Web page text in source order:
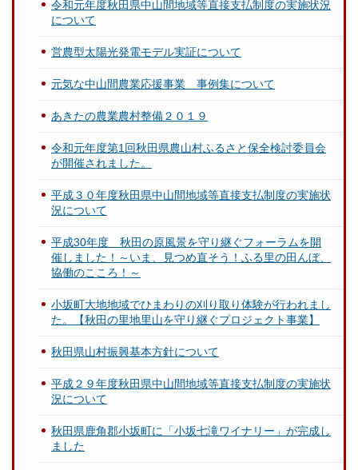
令和元年度秋田県中山間地域等直接支払制度の実施状況
について
営農型太陽光発電モデル実証について
元気な中山間農業応援事業 事例集について
あきたの農業農村整備２０１９
令和元年度第1回秋田県農山村ふるさと保全検討委員会
が開催されました。
平成３０年度秋田県中山間地域等直接支払制度の実施状
況について
平成30年度 秋田の原風景を守り継ぐフォーラムを開
催しました！～いま、見つめ直そう！ふる里の田んぼ、
協働のこころ！～
小坂町大地地域でひまわりの刈り取り体験が行われまし
た。【秋田の里地里山を守り継ぐプロジェクト事業】
秋田県山村振興基本方針について
平成２９年度秋田県中山間地域等直接支払制度の実施状
況について
秋田県鹿角郡小坂町に「小坂七滝ワイナリー」が完成し
ました